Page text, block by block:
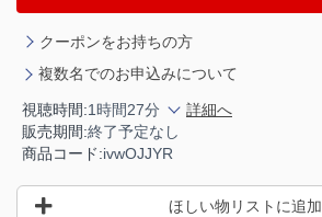
クーポンをお持ちの方
複数名でのお申込みについて
視聴時間:1時間27分
詳細へ
販売期間:終了予定なし
商品コード:ivwOJJYR
ほしい物リストに追加